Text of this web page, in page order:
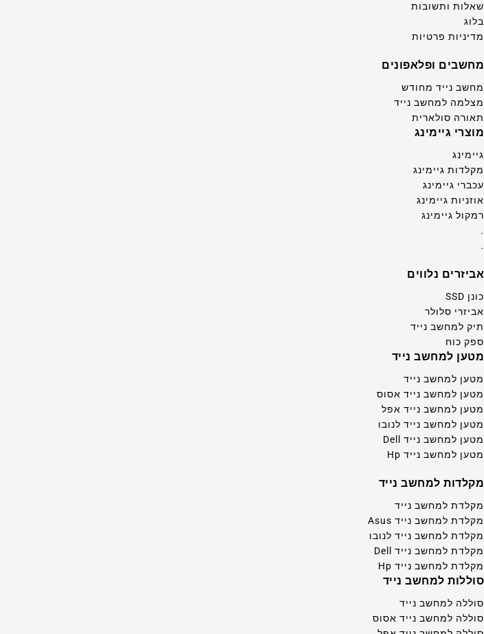
שאלות ותשובות
בלוג
מדיניות פרטיות
מחשבים ופלאפונים
מחשב נייד מחודש
מצלמה למחשב נייד
תאורה סולארית
מוצרי גיימינג
גיימינג
מקלדות גיימינג
עכברי גיימינג
אוזניות גיימינג
רמקול גיימינג
.
.
אביזרים נלווים
כונן SSD
אביזרי סלולר
תיק למחשב נייד
ספק כוח
מטען למחשב נייד
מטען למחשב נייד
מטען למחשב נייד אסוס
מטען למחשב נייד אפל
מטען למחשב נייד לנובו
מטען למחשב נייד Dell
מטען למחשב נייד Hp
מקלדות למחשב נייד
מקלדת למחשב נייד
מקלדת למחשב נייד Asus
מקלדת למחשב נייד לנובו
מקלדת למחשב נייד Dell
מקלדת למחשב נייד Hp
סוללות למחשב נייד
סוללה למחשב נייד
סוללה למחשב נייד אסוס